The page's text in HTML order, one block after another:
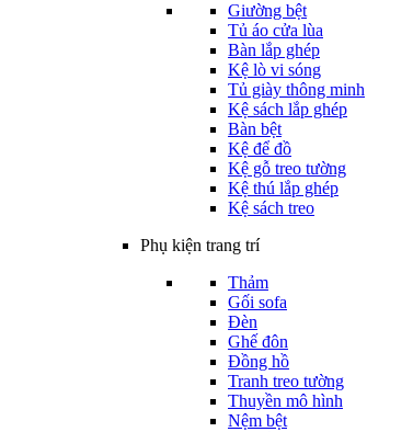
Giường bệt
Tủ áo cửa lùa
Bàn lắp ghép
Kệ lò vi sóng
Tủ giày thông minh
Kệ sách lắp ghép
Bàn bệt
Kệ để đồ
Kệ gỗ treo tường
Kệ thú lắp ghép
Kệ sách treo
Phụ kiện trang trí
Thảm
Gối sofa
Đèn
Ghế đôn
Đồng hồ
Tranh treo tường
Thuyền mô hình
Nệm bệt